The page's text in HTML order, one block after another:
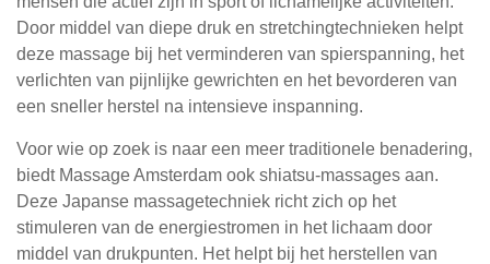
Door middel van diepe druk en stretchingtechnieken helpt
deze massage bij het verminderen van spierspanning, het
verlichten van pijnlijke gewrichten en het bevorderen van
een sneller herstel na intensieve inspanning.
Voor wie op zoek is naar een meer traditionele benadering,
biedt Massage Amsterdam ook shiatsu-massages aan.
Deze Japanse massagetechniek richt zich op het
stimuleren van de energiestromen in het lichaam door
middel van drukpunten. Het helpt bij het herstellen van